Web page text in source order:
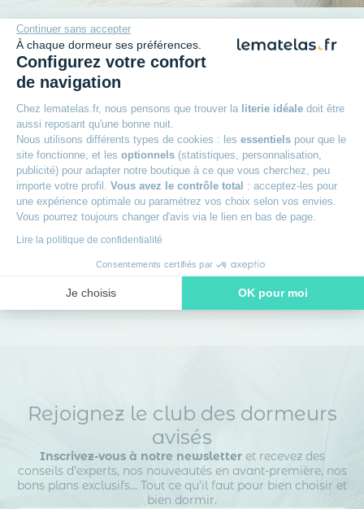
Continuer sans accepter
À chaque dormeur ses préférences.
Configurez votre confort
de navigation
Chez lematelas.fr, nous pensons que trouver la literie idéale doit être
aussi reposant qu'une bonne nuit.
Nous utilisons différents types de cookies : les essentiels pour que le
site fonctionne, et les optionnels (statistiques, personnalisation,
publicité) pour adapter notre boutique à ce que vous cherchez, peu
importe votre profil. Vous avez le contrôle total : acceptez-les pour
une expérience optimale ou paramétrez vos choix selon vos envies.
Vous pourrez toujours changer d'avis via le lien en bas de page.
Lire la politique de confidentialité
Consentements certifiés par
Je choisis OK pour moi
Plus qu'une promesse
Garantie 7 ans
100 nuits d’essai sur les matelas +
Paiement en 3x sans frais avec Oney +
Livraison offerte
Des experts à votre écoute +
Rejoignez le club des dormeurs
avisés
Inscrivez-vous à notre newsletteret recevez des
conseils d’experts, nos nouveautés en avant-première, nos
bons plans exclusifs… Tout ce qu’il faut pour bien choisir et
bien dormir.